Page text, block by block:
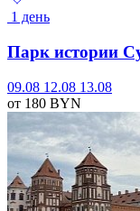
1 день
Парк истории
09.08 12.08 13.08
от 180 BYN